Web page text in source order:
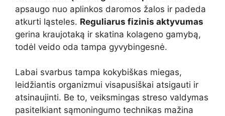
apsaugo nuo aplinkos daromos žalos ir padeda
atkurti ląsteles. Reguliarus fizinis aktyvumas
gerina kraujotaką ir skatina kolageno gamybą,
todėl veido oda tampa gyvybingesnė.
Labai svarbus tampa kokybiškas miegas,
leidžiantis organizmui visapusiškai atsigauti ir
atsinaujinti. Be to, veiksmingas streso valdymas
pasitelkiant sąmoningumo technikas mažina